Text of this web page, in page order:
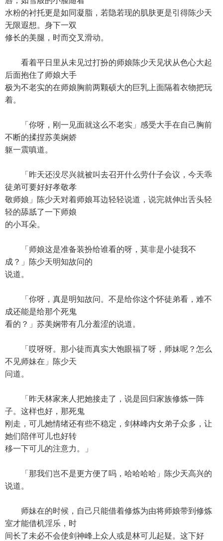
水粉的衬托更是如同凝脂，若隐若现的肌肤更是引得陈少天
无限遐想。身下一双
修长的美腿，时而交叉滑动。
看着平日里从未见过打扮的师娘陈少天见状从色心大起
后面抱住了师娘大手
极为不老实的在师娘胸前两颗硕大的巨乳上面隔着衣物把玩
着。
「你呀，刚一见面就这么不老实」感受大手在自己胸前
不断的揉捏苏美娴娇
躯一震嗔道。
「昨天还没尽兴就被叫去召开什么劳什子会议，今天乖
徒弟可要好好孝敬孝
敬师娘」陈少天对着师娘耳边轻轻说道，说完就伸出舌头轻
轻的舔舐了一下师娘
的小耳朵。
「师娘这是准备装扮给谁看的呀，莫非是小徒我不
成？」陈少天明知故问的
说道。
「你呀，真是明知故问。不是给你这个怀徒弟看，难不
成还能是给那个死鬼
看的？」苏美娴带有几分羞涩的说道。
「哎呀呀。那小徒而真实大饱眼福了呀，师妹呢？怎么
不见师妹在」陈少天
问道。
「昨天林家来人把她接走了，说是回归家族修炼一阵
子。这样也好，那死鬼
刚走，可儿她情绪还有些不稳定，剑林峰内女弟子众多，让
她们陪伴可儿也好转
移一下可儿的注意力。」
「那我们岂不是更方便了吗，哈哈哈哈」陈少天高兴的
说道。
师妹在的时候，自己只能借着修炼为由将师娘带到修炼
室才能借机淫乐，时
间长了未必不会使剑神峰上众人或是林可儿起疑。这下好